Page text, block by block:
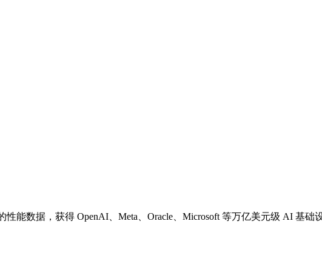
能数据，获得 OpenAI、Meta、Oracle、Microsoft 等万亿美元级 AI 基础